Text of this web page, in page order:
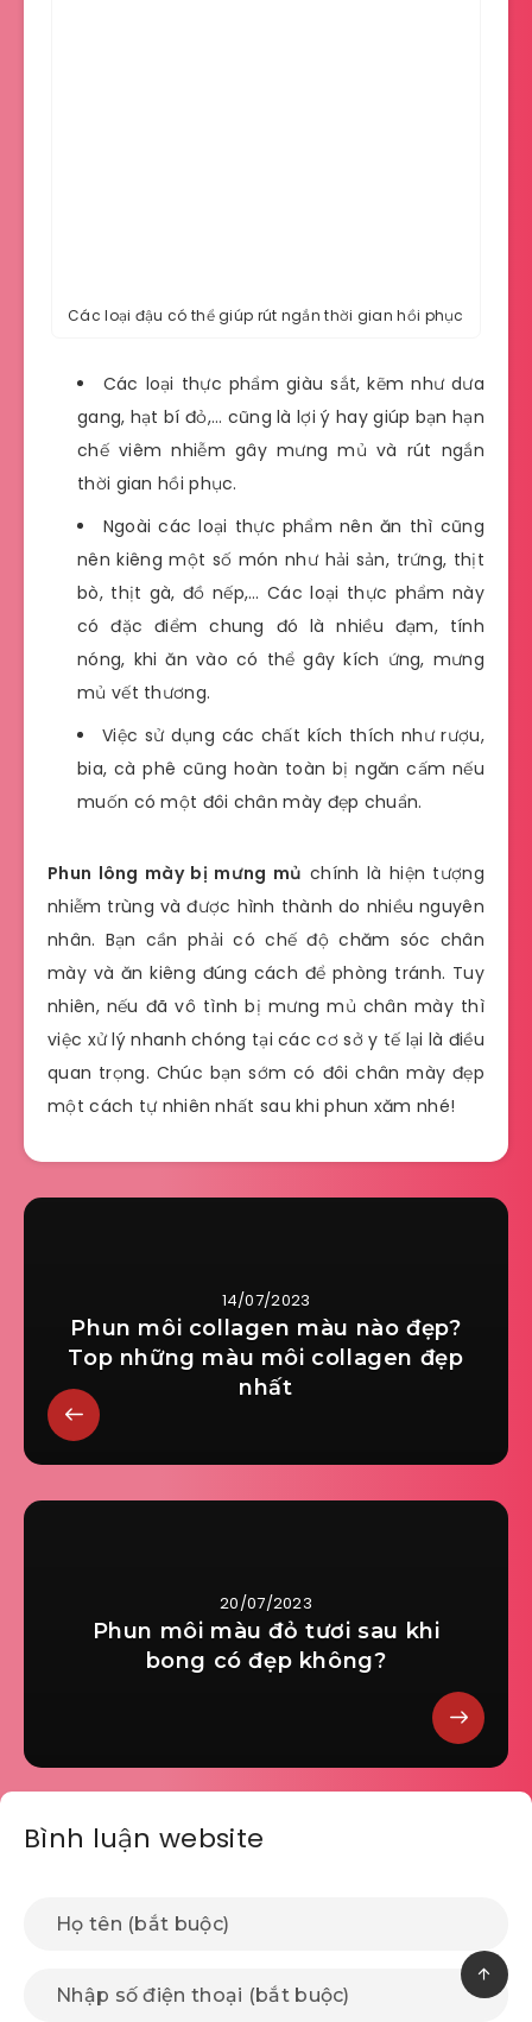
Các loại đậu có thể giúp rút ngắn thời gian hồi phục
Các loại thực phẩm giàu sắt, kẽm như dưa
gang, hạt bí đỏ,… cũng là lợi ý hay giúp bạn hạn
chế viêm nhiễm gây mưng mủ và rút ngắn
thời gian hồi phục.
Ngoài các loại thực phẩm nên ăn thì cũng
nên kiêng một số món như hải sản, trứng, thịt
bò, thịt gà, đồ nếp,… Các loại thực phẩm này
có đặc điểm chung đó là nhiều đạm, tính
nóng, khi ăn vào có thể gây kích ứng, mưng
mủ vết thương.
Việc sử dụng các chất kích thích như rượu,
bia, cà phê cũng hoàn toàn bị ngăn cấm nếu
muốn có một đôi chân mày đẹp chuẩn.
Phun lông mày bị mưng mủ chính là hiện tượng
nhiễm trùng và được hình thành do nhiều nguyên
nhân. Bạn cần phải có chế độ chăm sóc chân
mày và ăn kiêng đúng cách để phòng tránh. Tuy
nhiên, nếu đã vô tình bị mưng mủ chân mày thì
việc xử lý nhanh chóng tại các cơ sở y tế lại là điều
quan trọng. Chúc bạn sớm có đôi chân mày đẹp
một cách tự nhiên nhất sau khi phun xăm nhé!
14/07/2023
Phun môi collagen màu nào đẹp?
Top những màu môi collagen đẹp
nhất
20/07/2023
Phun môi màu đỏ tươi sau khi
bong có đẹp không?
Bình luận website